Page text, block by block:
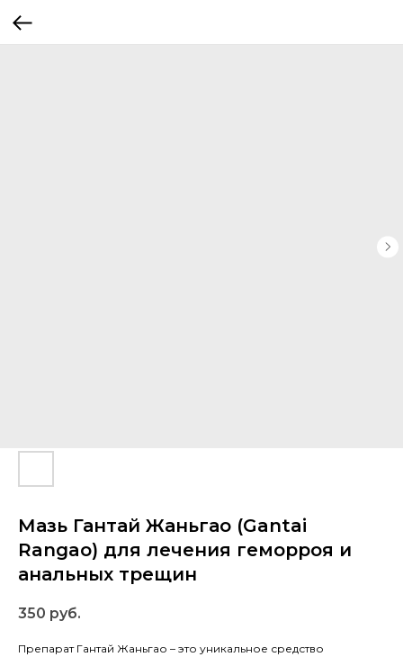
Мазь Гантай Жаньгао (Gantai
Rangao) для лечения геморроя и
анальных трещин
350 руб.
Препарат Гантай Жаньгао – это уникальное средство